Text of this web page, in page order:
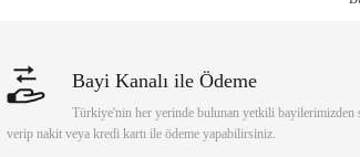
Bayi Kanalı ile Ödeme
Türkiye'nin her yerinde bulunan yetkili bayilerimizden
verip nakit veya kredi kartı ile ödeme yapabilirsiniz.